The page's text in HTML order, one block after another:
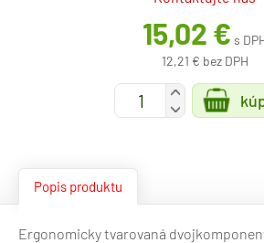
15,02 € s
12,21 € bez DPH
+
-
Popis produktu
Ergonomicky tvarovaná